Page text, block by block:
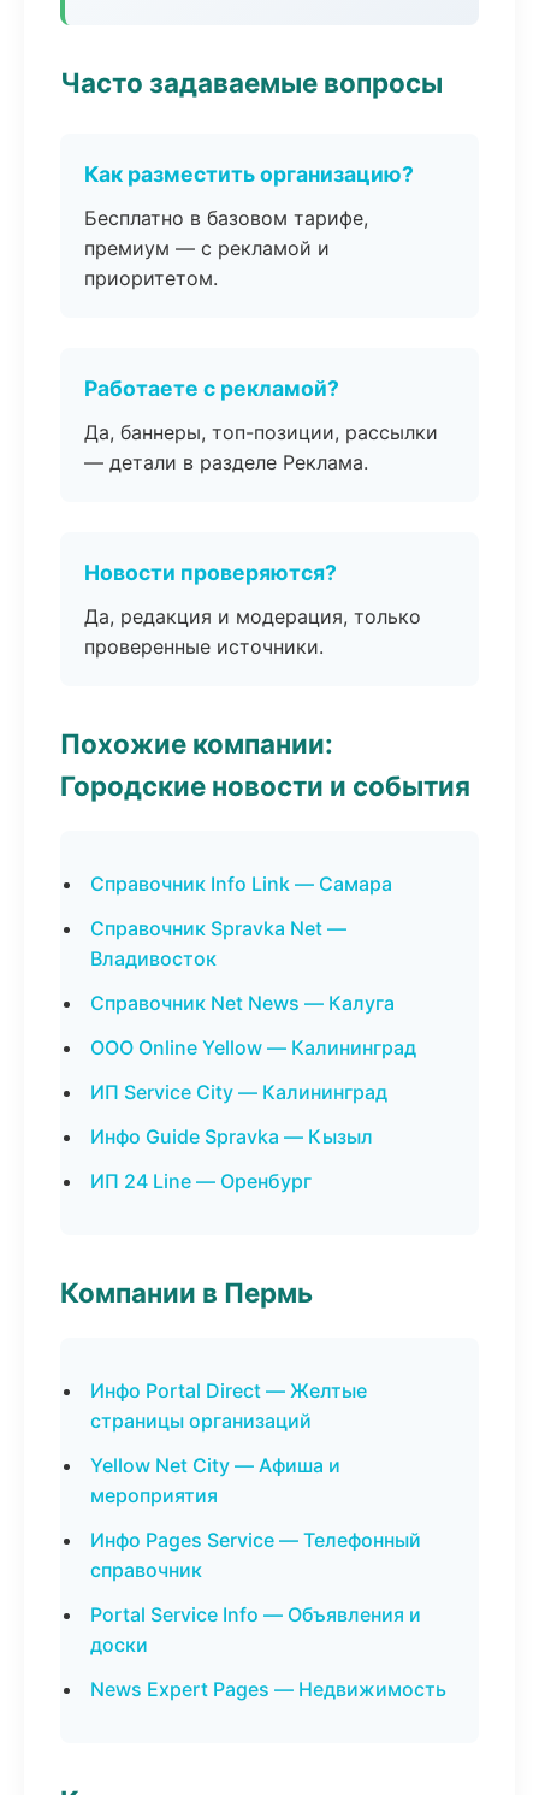
Часто задаваемые вопросы
Как разместить организацию?
Бесплатно в базовом тарифе,
премиум — с рекламой и
приоритетом.
Работаете с рекламой?
Да, баннеры, топ-позиции, рассылки
— детали в разделе Реклама.
Новости проверяются?
Да, редакция и модерация, только
проверенные источники.
Похожие компании:
Городские новости и события
Справочник Info Link — Самара
Справочник Spravka Net —
Владивосток
Справочник Net News — Калуга
ООО Online Yellow — Калининград
ИП Service City — Калининград
Инфо Guide Spravka — Кызыл
ИП 24 Line — Оренбург
Компании в Пермь
Инфо Portal Direct — Желтые
страницы организаций
Yellow Net City — Афиша и
мероприятия
Инфо Pages Service — Телефонный
справочник
Portal Service Info — Объявления и
доски
News Expert Pages — Недвижимость